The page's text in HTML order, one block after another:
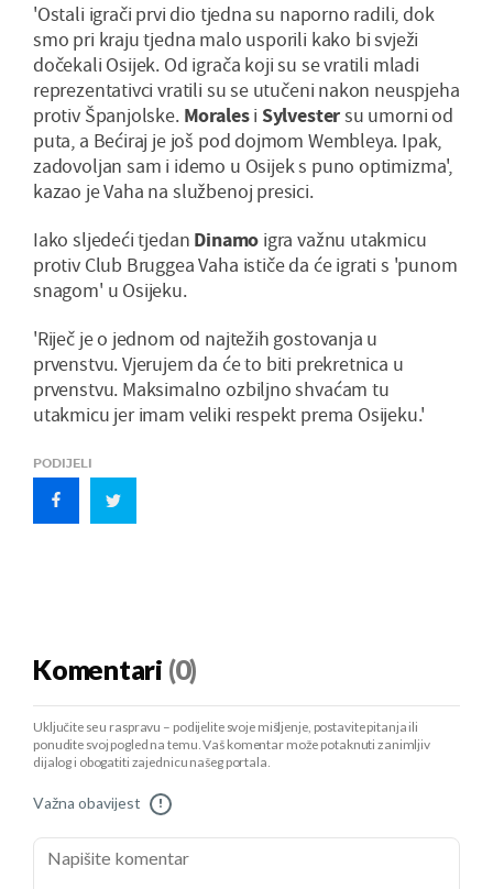
'Ostali igrači prvi dio tjedna su naporno radili, dok
smo pri kraju tjedna malo usporili kako bi svježi
dočekali Osijek. Od igrača koji su se vratili mladi
reprezentativci vratili su se utučeni nakon neuspjeha
protiv Španjolske. Moralesi Sylvestersu umorni od
puta, a Bećiraj je još pod dojmom Wembleya. Ipak,
zadovoljan sam i idemo u Osijek s puno optimizma',
kazao je Vaha na službenoj presici.
Iako sljedeći tjedan Dinamo igra važnu utakmicu
protiv Club Bruggea Vaha ističe da će igrati s 'punom
snagom' u Osijeku.
'Riječ je o jednom od najtežih gostovanja u
prvenstvu. Vjerujem da će to biti prekretnica u
prvenstvu. Maksimalno ozbiljno shvaćam tu
utakmicu jer imam veliki respekt prema Osijeku.'
PODIJELI
Komentari (0)
Uključite se u raspravu – podijelite svoje mišljenje, postavite pitanja ili
ponudite svoj pogled na temu. Vaš komentar može potaknuti zanimljiv
dijalog i obogatiti zajednicu našeg portala.
Važna obavijest !